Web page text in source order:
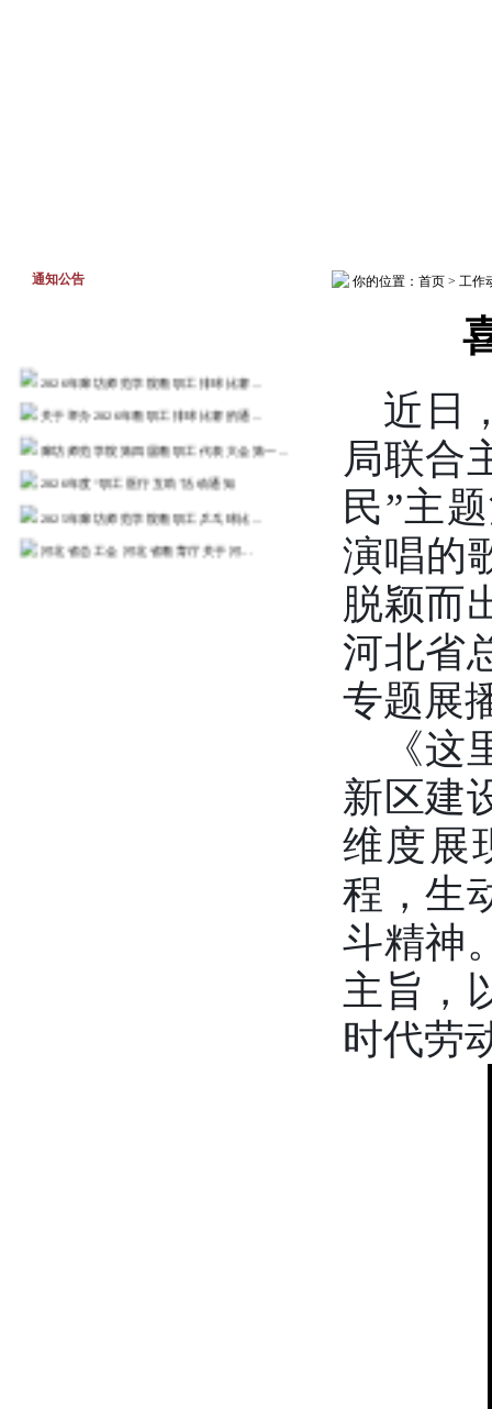
通知公告
2026年廊坊师范学院教职工排球比赛...
关于举办2026年教职工排球比赛的通...
廊坊师范学院第四届教职工代表大会第一...
2026年度“职工医疗互助”活动通知
2025年廊坊师范学院教职工乒乓球比...
河北省总工会 河北省教育厅关于河...
你的位置： 首页 > 工作
近日
局联合
民”主
演唱的
脱颖而
河北省
专题展
《
新区建
维度展
程，生
斗精神
主旨，
时代劳